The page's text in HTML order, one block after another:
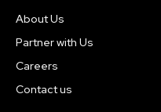
About Us
Partner with Us
Careers
Contact us